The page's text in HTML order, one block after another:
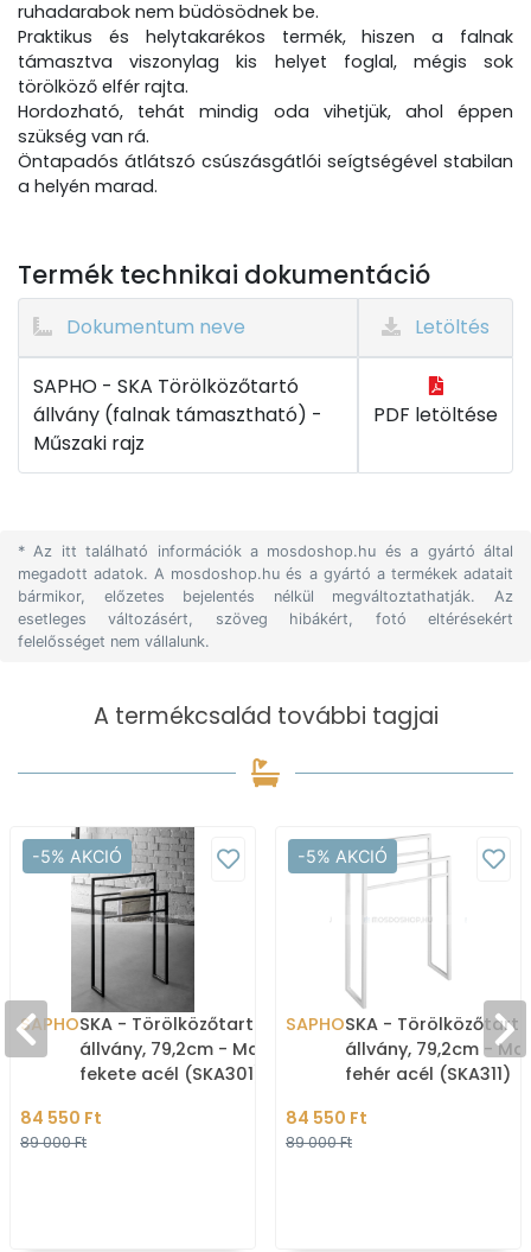
ruhadarabok nem büdösödnek be.
Praktikus és helytakarékos termék, hiszen a falnak
támasztva viszonylag kis helyet foglal, mégis sok
törölköző elfér rajta.
Hordozható, tehát mindig oda vihetjük, ahol éppen
szükség van rá.
Öntapadós átlátszó csúszásgátlói seígtségével stabilan
a helyén marad.
Termék technikai dokumentáció
Dokumentum neve Letöltés
SAPHO - SKA Törölközőtartó
állvány (falnak támasztható) -
Műszaki rajz
PDF letöltése
* Az itt található információk a mosdoshop.hu és a gyártó által
megadott adatok. A mosdoshop.hu és a gyártó a termékek adatait
bármikor, előzetes bejelentés nélkül megváltoztathatják. Az
esetleges változásért, szöveg hibákért, fotó eltérésekért
felelősséget nem vállalunk.
A termékcsalád további tagjai
-5% AKCIÓ
SAPHOSKA - Törölközőtartó
állvány, 79,2cm - Matt
fekete acél (SKA301)
84 550 Ft
89 000 Ft
-5% AKCIÓ
SAPHOSKA - Törölközőtartó
állvány, 79,2cm -
fehér acél (SKA311)
84 550 Ft
89 000 Ft